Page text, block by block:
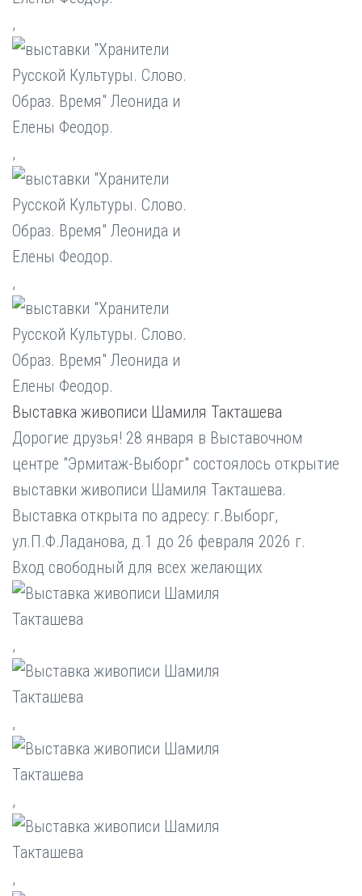
,
,
,
Выставка живописи Шамиля Такташева
Дорогие друзья! 28 января в Выставочном
центре "Эрмитаж-Выборг" состоялось открытие
выставки живописи Шамиля Такташева.
Выставка открыта по адресу: г.Выборг,
ул.П.Ф.Ладанова, д.1 до 26 февраля 2026 г.
Вход свободный для всех желающих
,
,
,
,